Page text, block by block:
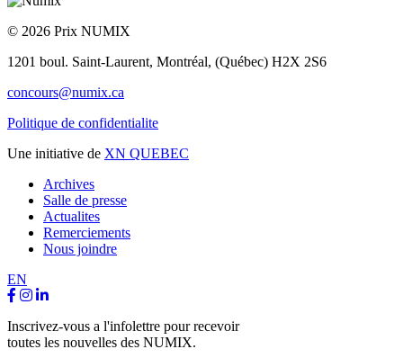
© 2026 Prix NUMIX
1201 boul. Saint-Laurent, Montréal, (Québec) H2X 2S6
concours@numix.ca
Politique de confidentialite
Une initiative de XN QUEBEC
Archives
Salle de presse
Actualites
Remerciements
Nous joindre
EN
Inscrivez-vous a l'infolettre pour recevoir
toutes les nouvelles des NUMIX.